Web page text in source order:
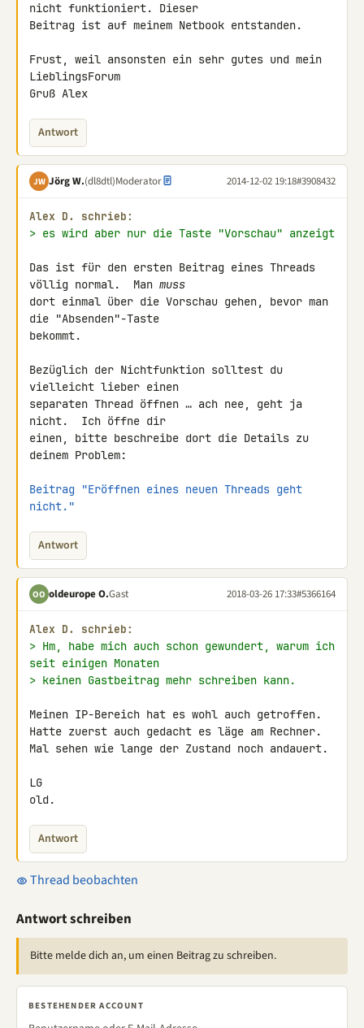
nicht funktioniert. Dieser
Beitrag ist auf meinem Netbook entstanden.
Frust, weil ansonsten ein sehr gutes und mein
LieblingsForum
Gruß Alex
Antwort
JW Jörg W.(dl8dtl)Moderator 2014-12-02 19:18#3908432
Alex D. schrieb:
> es wird aber nur die Taste "Vorschau" anzeigt
Das ist für den ersten Beitrag eines Threads
völlig normal.  Man muss
dort einmal über die Vorschau gehen, bevor man
die "Absenden"-Taste
bekommt.
Bezüglich der Nichtfunktion solltest du
vielleicht lieber einen
separaten Thread öffnen … ach nee, geht ja
nicht.  Ich öffne dir
einen, bitte beschreibe dort die Details zu
deinem Problem:
Beitrag "Eröffnen eines neuen Threads geht
nicht."
Antwort
OO oldeurope O.Gast 2018-03-26 17:33#5366164
Alex D. schrieb:
> Hm, habe mich auch schon gewundert, warum ich
seit einigen Monaten
> keinen Gastbeitrag mehr schreiben kann.
Meinen IP-Bereich hat es wohl auch getroffen.
Hatte zuerst auch gedacht es läge am Rechner.
Mal sehen wie lange der Zustand noch andauert.
LG
old.
Antwort
Thread beobachten
Antwort schreiben
Bitte melde dich an, um einen Beitrag zu schreiben.
BESTEHENDER ACCOUNT